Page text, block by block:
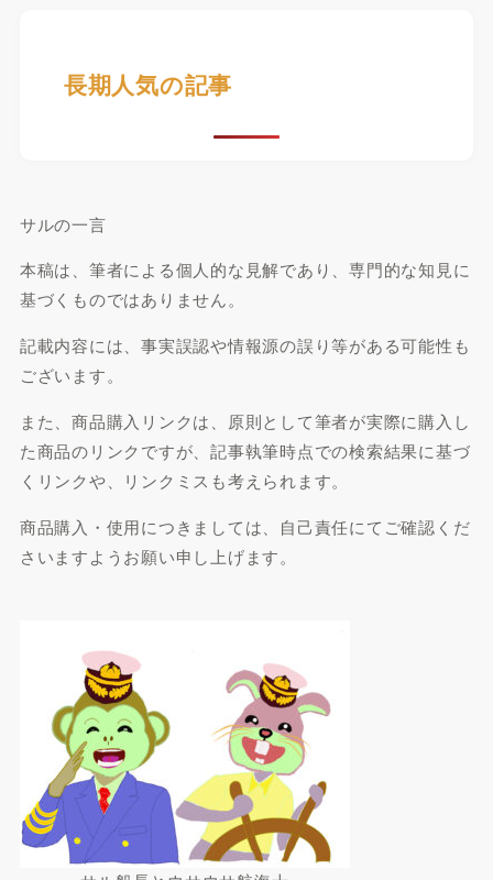
長期人気の記事
サルの一言
本稿は、筆者による個人的な見解であり、専門的な知見に
基づくものではありません。
記載内容には、事実誤認や情報源の誤り等がある可能性も
ございます。
また、商品購入リンクは、原則として筆者が実際に購入し
た商品のリンクですが、記事執筆時点での検索結果に基づ
くリンクや、リンクミスも考えられます。
商品購入・使用につきましては、自己責任にてご確認くだ
さいますようお願い申し上げます。